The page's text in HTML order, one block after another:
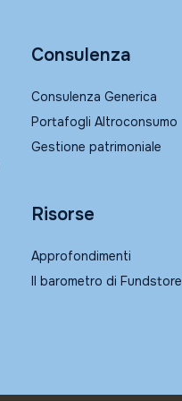
Consulenza
Consulenza Generica
Portafogli Altroconsumo
Gestione patrimoniale
Risorse
Approfondimenti
Il barometro di Fundstore